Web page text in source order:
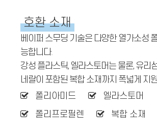
호환 소재
베이퍼 스무딩 기술은 다양한 열가소성
능합니다.
강성 플라스틱, 엘라스토머는 물론, 유리섬
네랄이 포함된 복합 소재까지 폭넓게 지
폴리아미드
엘라스토머
폴리프로필렌
복합 소재